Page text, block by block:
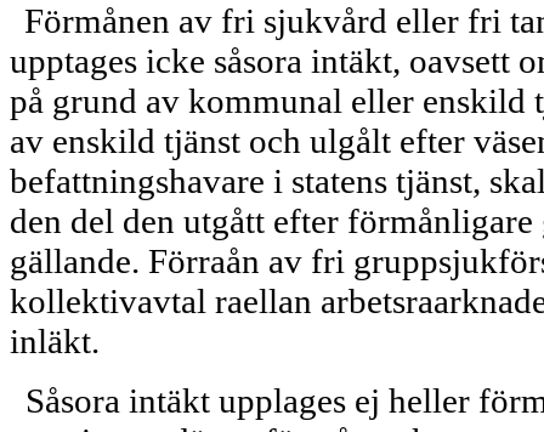
Förmånen av fri sjukvård eller fri
upptages icke såsora intäkt, oavsett
på grund av kommunal eller enskild
av enskild tjänst och ulgålt efter
befattningshavare i statens tjänst,
den del den utgått efter
gällande. Förraån av fri
kollektivavtal raellan
inläkt.
Såsora intäkt upplages ej heller